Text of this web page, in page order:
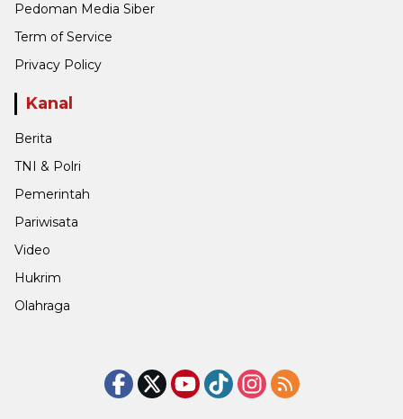
Pedoman Media Siber
Term of Service
Privacy Policy
Kanal
Berita
TNI & Polri
Pemerintah
Pariwisata
Video
Hukrim
Olahraga